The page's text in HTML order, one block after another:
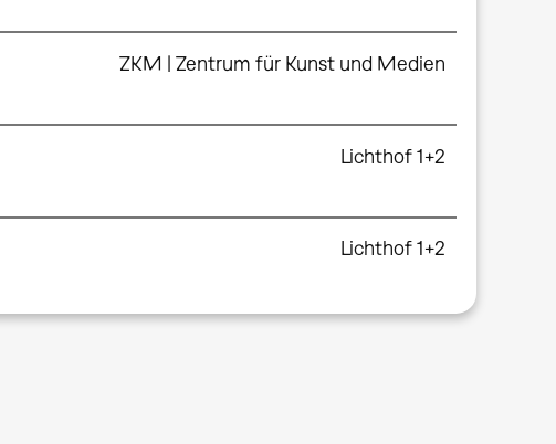
ZKM | Zentrum für Kunst und Medien
Lichthof 1+2
Lichthof 1+2